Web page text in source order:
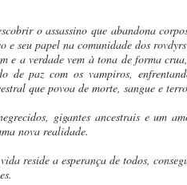
o assassino que abandona
e seu papel na comunidade dos
e a verdade vem à tona de forma
de paz com os vampiros,
que povoa de morte, sangue e
gigantes ancestrais e um
nova realidade.
reside a esperança de todos,